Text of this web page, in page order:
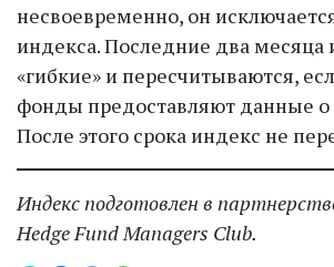
несвоевременно, он
индекса. Последние два месяца
«гибкие» и пересчитываются,
фонды предоставляют данные о
После этого срока индекс не
Индекс подготовлен в
Hedge Fund Managers Club.